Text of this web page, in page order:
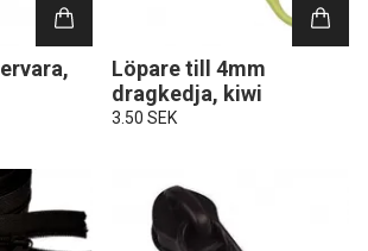
Löpare till 4mm
dragkedja, kiwi
3.50 SEK